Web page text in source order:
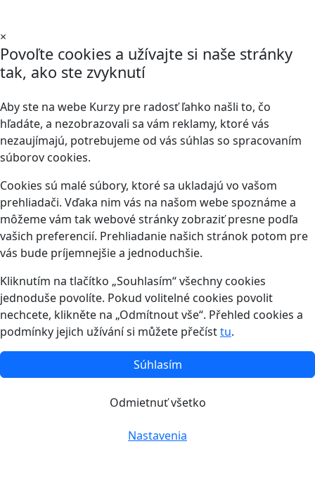
×
Povoľte cookies a užívajte si naše stránky
tak, ako ste zvyknutí
Aby ste na webe Kurzy pre radosť ľahko našli to, čo
hľadáte, a nezobrazovali sa vám reklamy, ktoré vás
nezaujímajú, potrebujeme od vás súhlas so spracovaním
súborov cookies.
Cookies sú malé súbory, ktoré sa ukladajú vo vašom
prehliadači. Vďaka nim vás na našom webe spoznáme a
môžeme vám tak webové stránky zobraziť presne podľa
vašich preferencií. Prehliadanie našich stránok potom pre
vás bude príjemnejšie a jednoduchšie.
Kliknutím na tlačítko „Souhlasím“ všechny cookies
jednoduše povolíte. Pokud volitelné cookies povolit
nechcete, klikněte na „Odmítnout vše“. Přehled cookies a
podmínky jejich užívání si můžete přečísttu.
Súhlasím
Odmietnuť všetko
Nastavenia